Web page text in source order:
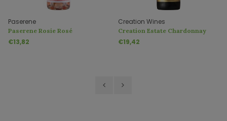
Paserene
Paserene Rosie Rosé
€13,82
Creation Wines
Creation Estate Chardonnay
€19,42